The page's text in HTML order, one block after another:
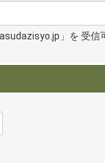
」を 受信